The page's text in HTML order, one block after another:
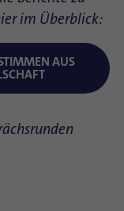
im Überblick:
AUS